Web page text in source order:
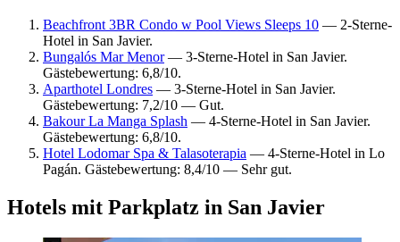
Beachfront 3BR Condo w Pool Views Sleeps 10 — 2-Sterne-
Hotel in San Javier.
Bungalós Mar Menor— 3-Sterne-Hotel in San Javier.
Gästebewertung: 6,8/10.
Aparthotel Londres — 3-Sterne-Hotel in San Javier.
Gästebewertung: 7,2/10 — Gut.
Bakour La Manga Splash — 4-Sterne-Hotel in San Javier.
Gästebewertung: 6,8/10.
Hotel Lodomar Spa & Talasoterapia — 4-Sterne-Hotel in Lo
Pagán. Gästebewertung: 8,4/10 — Sehr gut.
Hotels mit Parkplatz in San Javier